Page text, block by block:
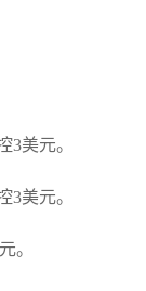
3美元。
3美元。
。